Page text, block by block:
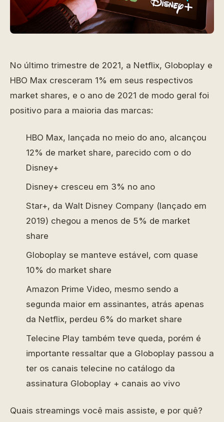
No último trimestre de 2021, a Netflix, Globoplay e
HBO Max cresceram 1% em seus respectivos
market shares, e o ano de 2021 de modo geral foi
positivo para a maioria das marcas:
HBO Max, lançada no meio do ano, alcançou
12% de market share, parecido com o do
Disney+
Disney+ cresceu em 3% no ano
Star+, da Walt Disney Company (lançado em
2019) chegou a menos de 5% de market
share
Globoplay se manteve estável, com quase
10% do market share
Amazon Prime Video, mesmo sendo a
segunda maior em assinantes, atrás apenas
da Netflix, perdeu 6% do market share
Telecine Play também teve queda, porém é
importante ressaltar que a Globoplay passou a
ter os canais telecine no catálogo da
assinatura Globoplay + canais ao vivo
Quais streamings você mais assiste, e por quê?